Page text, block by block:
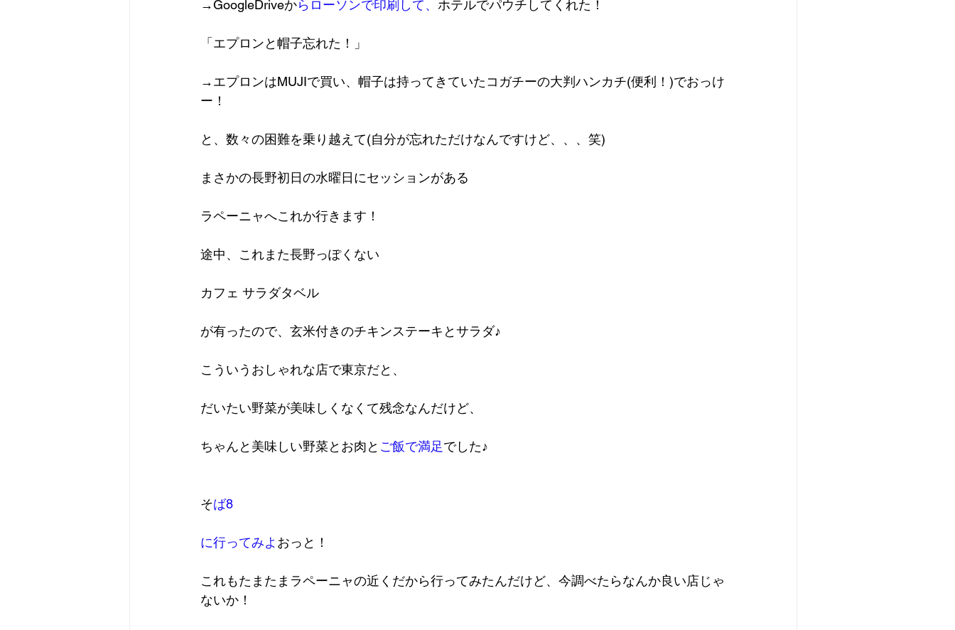
→GoogleDriveからローソンで印刷して、 ホテルでパウチしてくれた！
「エプロンと帽子忘れた！」
→エプロンはMUJIで買い、帽子は持ってきていたコガチーの大判ハンカチ(便利！)でおっけ
ー！
と、数々の困難を乗り越えて(自分が忘れただけなんですけど、、、笑)
まさかの長野初日の水曜日にセッションがある
ラペーニャへこれか行きます！
途中、これまた長野っぽくない
カフェ サラダタベル
が有ったので、玄米付きのチキンステーキとサラダ♪
こういうおしゃれな店で東京だと、
だいたい野菜が美味しくなくて残念なんだけど、
ちゃんと美味しい野菜とお肉と ご飯で満足でした♪
そば8
に行ってみよ おっと！
これもたまたまラペーニャの近くだから行ってみたんだけど、今調べたらなんか良い店じゃ
ないか！